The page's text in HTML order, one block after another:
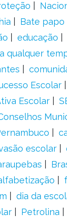
Bate papo
educação
qualquer
Escolar
Escolar
escolar
dia da
Petrolina